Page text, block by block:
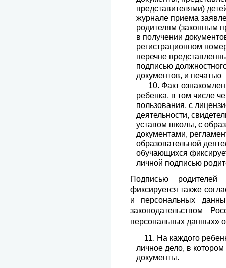
представителями)
журнале приема
родителям (законным
в получении
регистрационном
перечне
подписью
документов, и
10. Факт
ребенка, в том числе
пользования, с
деятельности,
уставом школы, с
документами,
образовательной
обучающихся
личной подписью
Подписью родителей
фиксируется также
и персональных
законодательством
персональных данных»
11. На каждого
личное дело, в
документы.